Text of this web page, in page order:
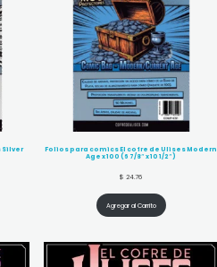
Silver
Folios para comics El cofre de Ulises Modern
Age x 100 (6 7/8″ x 10 1/2″)
$ 24.76
Agregar al Carrito